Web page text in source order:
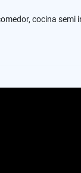
cocina